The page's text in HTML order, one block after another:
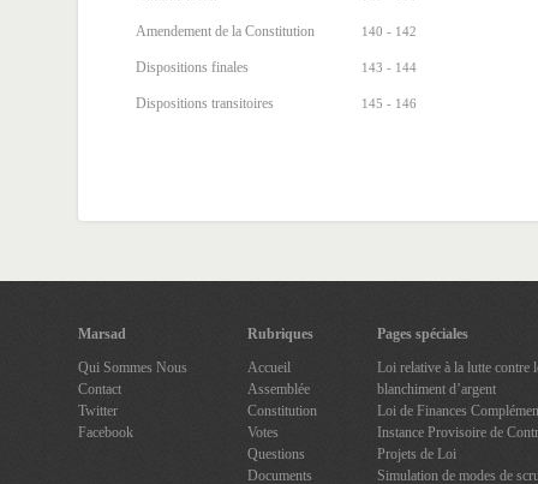
140 - 142
Amendement de la Constitution
143 - 144
Dispositions finales
145 - 146
Dispositions transitoires
Marsad
Qui Sommes Nous
Contact
Twitter
Facebook
Rubriques
Accueil
Assemblée
Constitution
Votes
Questions
Documents
Pages spéciales
Loi relative à la lutte contre
blanchiment d’argent
Loi de Finances
Instance Provisoire de
Projets de Loi
Simulation de modes de